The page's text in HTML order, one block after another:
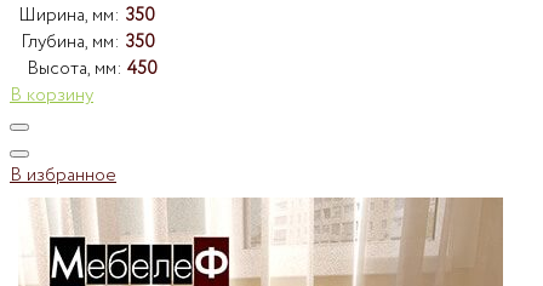
Ширина, мм: 350
Глубина, мм: 350
Высота, мм: 450
В корзину
В избранное